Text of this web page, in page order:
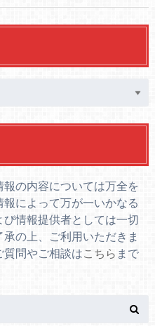
の内容については万全を
によって万が一いかなる
情報提供者としては一切
の上、ご利用いただきま
問やご相談はこちら まで